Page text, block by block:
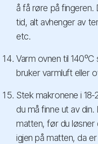
å få røre på
tid, alt avhenger av
etc.
Varm ovnen til
bruker varmluft eller
Stek makronene i
du må finne ut av
matten, før du løsner
igjen på matten, da